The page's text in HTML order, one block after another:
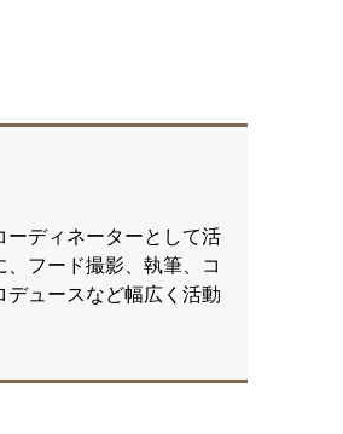
ーディネーターとして活
フード撮影、執筆、コ
デュースなど幅広く活動